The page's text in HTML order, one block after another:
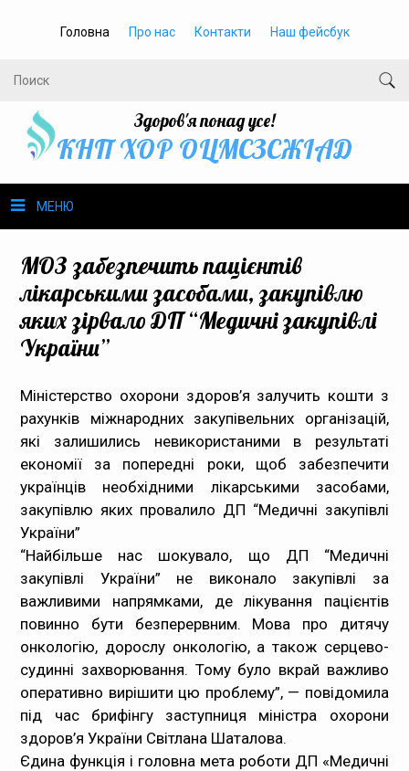
Головна Про нас Контакти Наш фейсбук
Здоров'я понад усе!
КНП ХОР ОЦМСЗСЖIАД
МЕНЮ
Громадське здоров’я
Безбар’єрність
Громадянам
Медпрацівникам
Статистика
Документи
Контакти
Карта сайта
МОЗ забезпечить пацієнтів
лікарськими засобами, закупівлю
яких зірвало ДП “Медичні закупівлі
України”
Міністерство охорони здоров’я залучить кошти з
рахунків міжнародних закупівельних організацій,
які залишились невикористаними в результаті
економії за попередні роки, щоб забезпечити
українців необхідними лікарськими засобами,
закупівлю яких провалило ДП “Медичні закупівлі
України”
“Найбільше нас шокувало, що ДП “Медичні
закупівлі України” не виконало закупівлі за
важливими напрямками, де лікування пацієнтів
повинно бути безперервним. Мова про дитячу
онкологію, дорослу онкологію, а також серцево-
судинні захворювання. Тому було вкрай важливо
оперативно вирішити цю проблему”, — повідомила
під час брифінгу заступниця міністра охорони
здоров’я України Світлана Шаталова.
Єдина функція і головна мета роботи ДП «Медичні